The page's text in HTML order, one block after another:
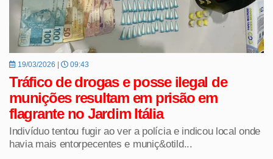
19/03/2026 | 09:43
Tráfico de drogas e posse ilegal de
munições resultam em prisão em
flagrante no Jardim Itália
Indivíduo tentou fugir ao ver a polícia e indicou local onde
havia mais entorpecentes e muniç&otild...